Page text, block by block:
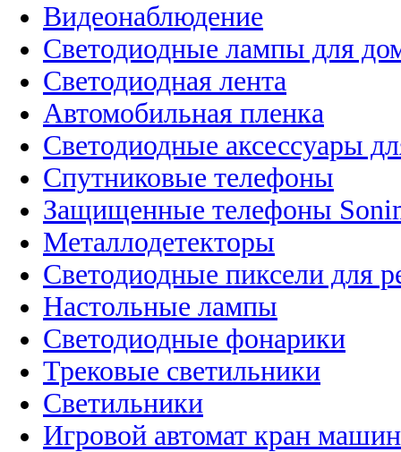
Видеонаблюдение
Светодиодные лампы для
Светодиодная лента
Автомобильная пленка
Светодиодные аксессуары
Спутниковые телефоны
Защищенные телефоны
Металлодетекторы
Светодиодные пиксели для
Настольные лампы
Светодиодные фонарики
Трековые светильники
Светильники
Игровой автомат кран